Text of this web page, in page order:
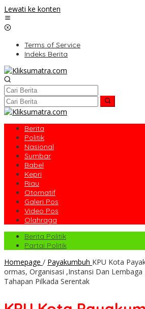
Lewati ke konten
Terms of Service
Indeks Berita
Berita
Politik
Nasional
Sumbar
Babel
Kepri
Riau
Otomatif
Galeri Pos
Video Pos
Olahraga
Berita Politik
Partai Politik
Homepage / Payakumbuh KPU Kota
ormas, Organisasi ,Instansi Dan Lembaga
Tahapan Pilkada Serentak